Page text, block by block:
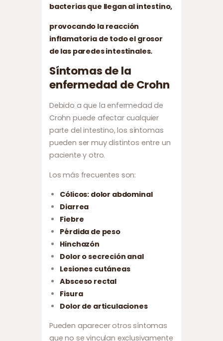
bacterias que llegan al intestino,
provocando la reacción
inflamatoria de todo el grosor
de las paredes intestinales.
Síntomas de la
enfermedad de Crohn
Debido a que la enfermedad de
Crohn puede afectar cualquier
parte del intestino, los síntomas
pueden ser muy distintos entre un
paciente y otro.
Los más frecuentes son:
Cólicos: dolor abdominal
Diarrea
Fiebre
Pérdida de peso
Hinchazón
Dolor o secreción anal
Lesiones cutáneas
Absceso rectal
Fisura
Dolor de articulaciones
Pueden aparecer otros síntomas
que no se vinculan exclusivamente